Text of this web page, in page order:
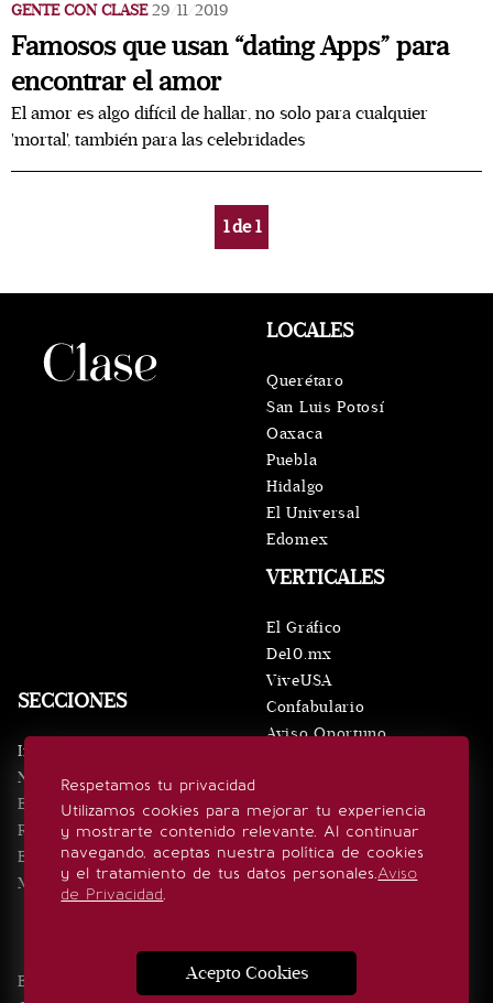
GENTE CON CLASE 29/11/2019
Famosos que usan “dating Apps” para
encontrar el amor
El amor es algo difícil de hallar, no solo para cualquier
'mortal', también para las celebridades
1de1
Respetamos tu privacidad
Utilizamos cookies para mejorar tu experiencia
y mostrarte contenido relevante. Al continuar
navegando, aceptas nuestra política de cookies
y el tratamiento de tus datos personales.Aviso
de Privacidad.
Acepto Cookies
SECCIONES
Inicio
Noticias
Eventos
Realeza
Estilo de vida
Minuto x Minuto
VERTICALES
El Gráfico
De10.mx
ViveUSA
Confabulario
Aviso Oportuno
LOCALES
Querétaro
San Luis Potosí
Oaxaca
Puebla
Hidalgo
El Universal
Edomex
SÍGUENOS
Edición Impresa Noticias Quiénes somos